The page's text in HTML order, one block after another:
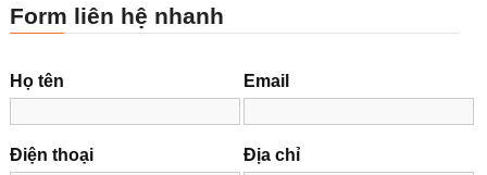
Form liên hệ nhanh
Họ tên Email
Điện thoại Địa chỉ